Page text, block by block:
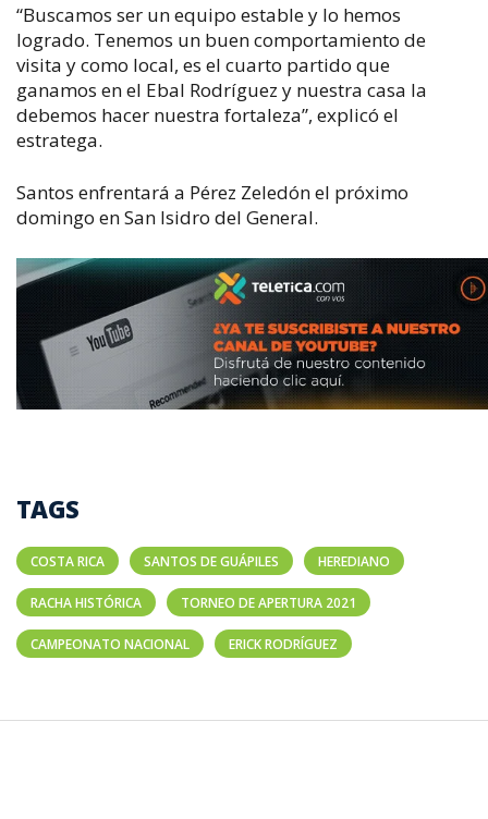
“Buscamos ser un equipo estable y lo hemos
logrado. Tenemos un buen comportamiento de
visita y como local, es el cuarto partido que
ganamos en el Ebal Rodríguez y nuestra casa la
debemos hacer nuestra fortaleza”, explicó el
estratega.
Santos enfrentará a Pérez Zeledón el próximo
domingo en San Isidro del General.
TAGS
COSTA RICA SANTOS DE GUÁPILES HEREDIANO
RACHA HISTÓRICA TORNEO DE APERTURA 2021
CAMPEONATO NACIONAL ERICK RODRÍGUEZ